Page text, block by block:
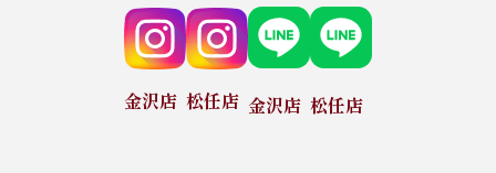
金沢店 松任店 金沢店 松任店